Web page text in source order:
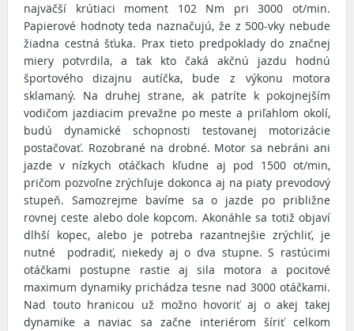
najväčší krútiaci moment 102 Nm pri 3000 ot/min.
Papierové hodnoty teda naznačujú, že z 500-vky nebude
žiadna cestná šťuka. Prax tieto predpoklady do značnej
miery potvrdila, a tak kto čaká akčnú jazdu hodnú
športového dizajnu autíčka, bude z výkonu motora
sklamaný. Na druhej strane, ak patríte k pokojnejším
vodičom jazdiacim prevažne po meste a priľahlom okolí,
budú dynamické schopnosti testovanej motorizácie
postačovať. Rozobrané na drobné. Motor sa nebráni ani
jazde v nízkych otáčkach kľudne aj pod 1500 ot/min,
pričom pozvoľne zrýchľuje dokonca aj na piaty prevodový
stupeň. Samozrejme bavíme sa o jazde po približne
rovnej ceste alebo dole kopcom. Akonáhle sa totiž objaví
dlhší kopec, alebo je potreba razantnejšie zrýchliť, je
nutné podradiť, niekedy aj o dva stupne. S rastúcimi
otáčkami postupne rastie aj sila motora a pocitové
maximum dynamiky prichádza tesne nad 3000 otáčkami.
Nad touto hranicou už možno hovoriť aj o akej takej
dynamike a naviac sa začne interiérom šíriť celkom